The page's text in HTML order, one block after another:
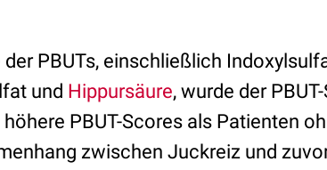
PBUTs, einschließlich
und Hippursäure, wurde der
PBUT-Scores als Patienten
zwischen Juckreiz und